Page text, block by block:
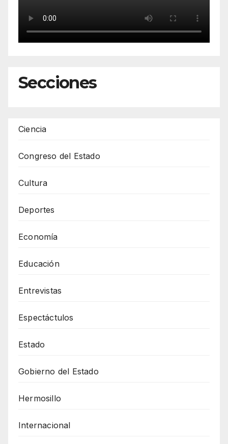
Secciones
Ciencia
Congreso del Estado
Cultura
Deportes
Economía
Educación
Entrevistas
Espectáctulos
Estado
Gobierno del Estado
Hermosillo
Internacional